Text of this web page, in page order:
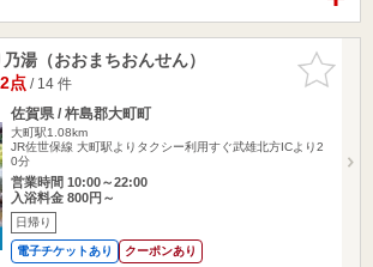
お気に入
りに追加
湯（おおまちおんせん）
点/ 14 件
佐賀県 / 杵島郡大町町
大町駅1.08km
JR佐世保線 大町駅よりタクシー利用すぐ武雄北方ICより2
0分
営業時間 10:00～22:00
入浴料金 800円～
日帰り
電子チケットあり クーポンあり